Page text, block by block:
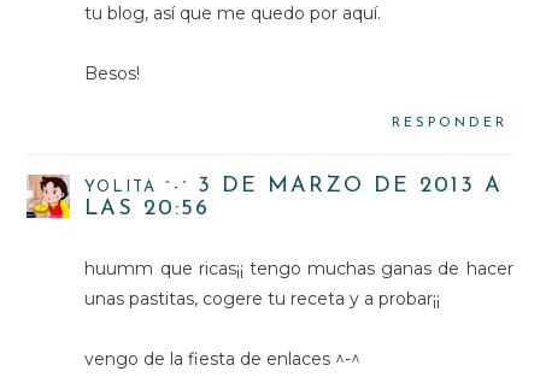
tu blog, así que me quedo por aquí.
Besos!
RESPONDER
YOLITA ^-^
3 DE MARZO DE 2013 A
LAS 20:56
huumm que ricas¡¡ tengo muchas ganas de hacer
unas pastitas, cogere tu receta y a probar¡¡
vengo de la fiesta de enlaces ^-^